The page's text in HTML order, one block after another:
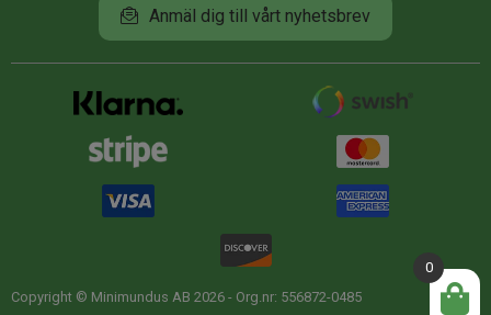
Anmäl dig till vårt nyhetsbrev
Copyright © Minimundus AB 2026 - Org.nr: 556872-0485
0